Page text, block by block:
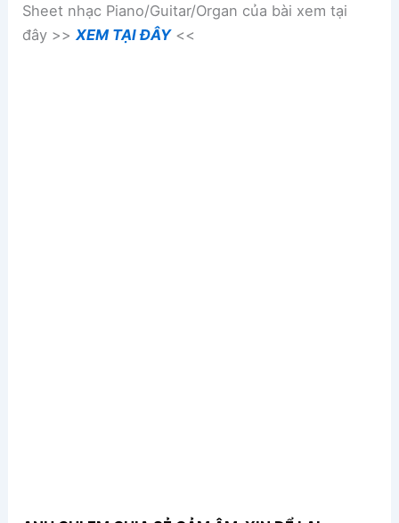
Sheet nhạc Piano/Guitar/Organ của bài xem tại
đây >>XEM TẠI ĐÂY<<